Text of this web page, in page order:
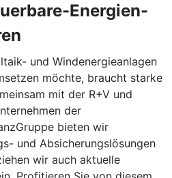
Energien-
und Windenergieanlagen
möchte, braucht starke
mit der R+V und
der
bieten wir
und Absicherungslösungen
wir auch aktuelle